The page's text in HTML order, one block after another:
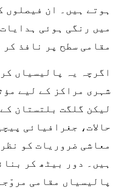
ہوتے ہیں۔ ان فیصلوں
میں رنگی ہوئی
مقامی سطح پر نافذ کر
اگرچہ یہ پالیسیاں
شہری مراکز کے لیے
لیکن گلگت بلتستان
حالات، جغرافیائی
معاشی ضروریات کو
ہیں۔ دور بیٹھ کر
پالیسیاں مقامی